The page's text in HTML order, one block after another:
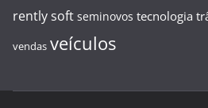
rently soft seminovos tecnologia
vendas veículos